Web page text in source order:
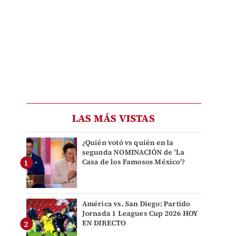
LAS MÁS VISTAS
¿Quién votó vs quién en la
segunda NOMINACIÓN de 'La
Casa de los Famosos México'?
América vs. San Diego: Partido
Jornada 1 Leagues Cup 2026 HOY
EN DIRECTO